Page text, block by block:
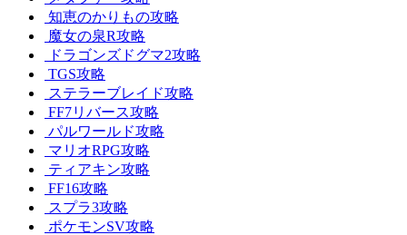
知恵のかりもの攻略
魔女の泉R攻略
ドラゴンズドグマ2攻略
TGS攻略
ステラーブレイド攻略
FF7リバース攻略
パルワールド攻略
マリオRPG攻略
ティアキン攻略
FF16攻略
スプラ3攻略
ポケモンSV攻略